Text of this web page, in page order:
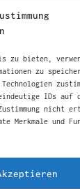
zu bieten,
zu
IDs auf
nicht
Merkmale und